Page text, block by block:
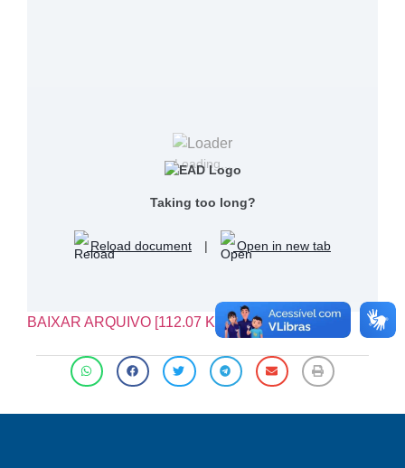
Loading...
Taking too long?
Reload document | Open in new tab
BAIXAR ARQUIVO [112.07 KB]